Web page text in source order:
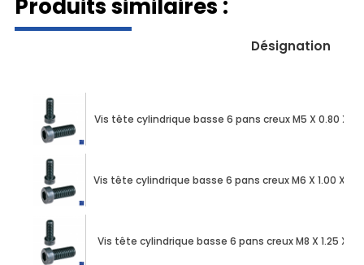
Produits similaires :
Désignation
Vis tête cylindrique basse 6 pans creux M5 X 0.80 X
Vis tête cylindrique basse 6 pans creux M6 X 1.00 X
Vis tête cylindrique basse 6 pans creux M8 X 1.25 X